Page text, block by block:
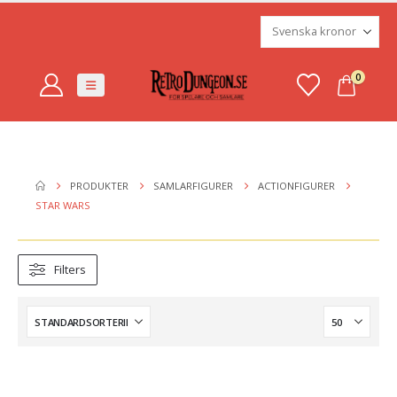
0
PRODUKTER SAMLARFIGURER
ACTIONFIGURER
STAR WARS
Filters